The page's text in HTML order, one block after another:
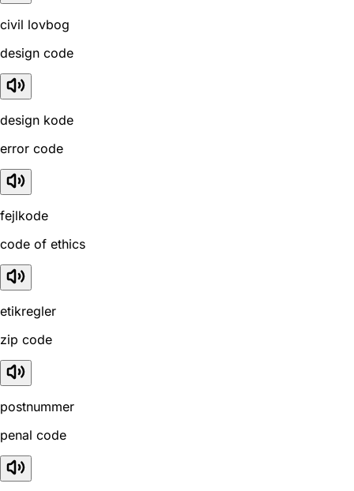
civil lovbog
design code
design kode
error code
fejlkode
code of ethics
etikregler
zip code
postnummer
penal code